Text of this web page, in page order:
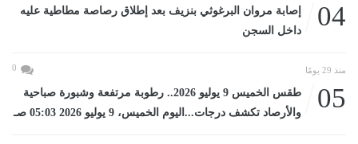
04
إصابة مروان البرغوثي بنزيف بعد إطلاق رصاصة مطاطية عليه
داخل السجن
منذ 29 يومًا 0
05
طقس الخميس 9 يوليو 2026.. رطوبة مرتفعة وشبورة صباحية
والأرصاد تكشف درجات...اليوم الخميس، 9 يوليو 2026 05:03 صـ